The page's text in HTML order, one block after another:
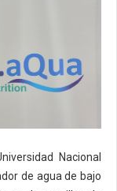
Nacional
de agua de bajo